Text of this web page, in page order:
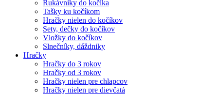
Rukávniky do kočíka
Tašky ku kočíkom
Hračky nielen do kočíkov
Sety, dečky do kočíkov
Vložky do kočíkov
Slnečníky, dáždniky
Hračky
Hračky do 3 rokov
Hračky od 3 rokov
Hračky nielen pre chlapcov
Hračky nielen pre dievčatá